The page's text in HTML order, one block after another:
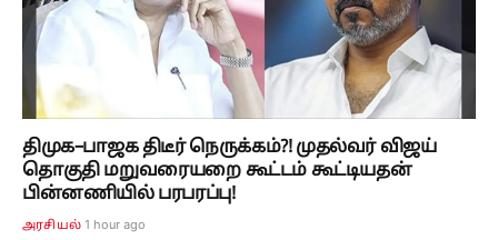
திமுக–பாஜக திடீர் நெருக்கம்?! முதல்வர் விஜய்
தொகுதி மறுவரையறை கூட்டம் கூட்டியதன்
பின்னணியில் பரபரப்பு!
அரசியல் 1 hour ago